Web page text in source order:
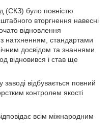
(СКЗ) було повністю
вторгнення навесні
відновлення
натхненням, стандартами
досвідом та знаннями
відновився і став ще
відбувається повний
контролем якості
всім міжнародним